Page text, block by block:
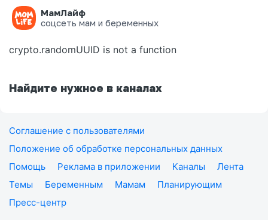
МамЛайф
соцсеть мам и беременных
Ошибка на странице
crypto.randomUUID is not a function
Найдите нужное в каналах
Соглашение с пользователями
Положение об обработке персональных данных
Помощь
Реклама в приложении Каналы
Лента
Темы
Беременным Мамам
Планирующим
Пресс-центр